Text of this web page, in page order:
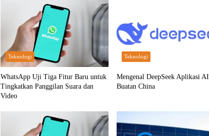
Teknologi
WhatsApp Uji Tiga Fitur Baru untuk
Tingkatkan Panggilan Suara dan
Video
Teknologi
Mengenal DeepSeek Aplikasi AI
Buatan China